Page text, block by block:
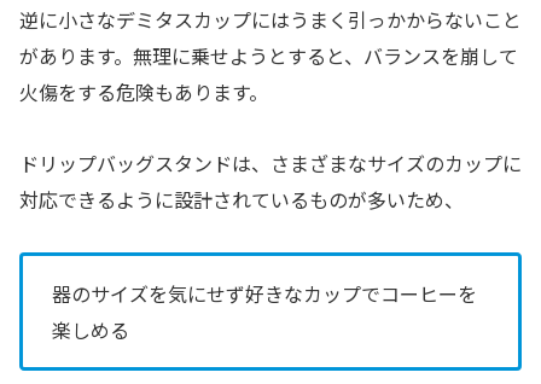
逆に小さなデミタスカップにはうまく引っかからないこと
があります。無理に乗せようとすると、バランスを崩して
火傷をする危険もあります。
ドリップバッグスタンドは、さまざまなサイズのカップに
対応できるように設計されているものが多いため、
器のサイズを気にせず好きなカップでコーヒーを
楽しめる